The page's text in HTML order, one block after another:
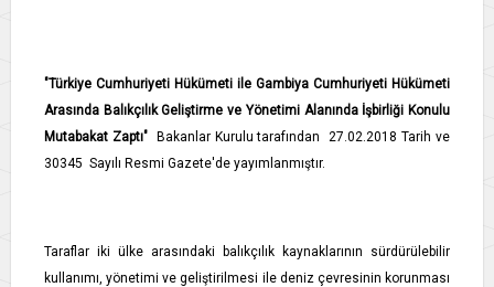
"Türkiye Cumhuriyeti Hükümeti ile Gambiya Cumhuriyeti Hükümeti
Arasında Balıkçılık Geliştirme ve Yönetimi Alanında İşbirliği Konulu
Mutabakat Zaptı"
Bakanlar Kurulu tarafından 27.02.2018 Tarih ve
30345 Sayılı Resmi Gazete'de yayımlanmıştır.
Taraflar iki ülke arasındaki balıkçılık kaynaklarının sürdürülebilir
kullanımı, yönetimi ve geliştirilmesi ile deniz çevresinin korunması